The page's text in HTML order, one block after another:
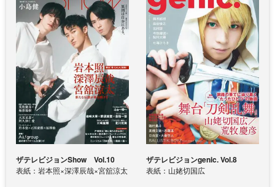
ザテレビジョンShow Vol.10
表紙：岩本照×深澤辰哉×宮舘涼太
ザテレビジョンgenic. Vol.8
表紙：山姥切国広